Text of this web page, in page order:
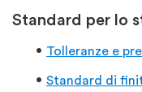
Standard per lo
Tolleranze e
Standard di